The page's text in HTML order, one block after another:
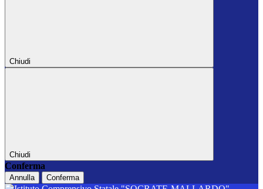
Chiudi
Chiudi
Conferma
Annulla Conferma